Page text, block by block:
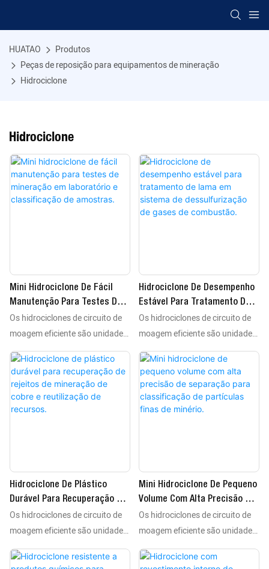
HUATAO
Produtos
Peças de reposição para equipamentos de mineração
Hidrociclone
Hidrociclone
Mini Hidrociclone De Fácil
Manutenção Para Testes De
Mineração Em Laboratório E
Classificação De Amostras.
Os hidrociclones de circuito de
moagem eficiente são unidades
de separação estática de alto
desempenho que utilizam a
força centrífuga para realizar
processos de classificação,
desidratação e remoção de lodo
minerais valiosos, incluindo
ouro, cobre e ferro, de rejeitos,
de acordo com as
características de tamanho e
densidade das partículas.
Hidrociclone De Desempenho
Estável Para Tratamento De
Lama Em Sistema De
Dessulfurização De Gases De
Os hidrociclones de circuito de
moagem eficiente são unidades
de separação estática de alto
desempenho que utilizam a
força centrífuga para realizar
processos de classificação,
desidratação e remoção de lodo
minerais valiosos, incluindo
ouro, cobre e ferro, de rejeitos,
de acordo com as
características de tamanho e
densidade das partículas.
Hidrociclone De Plástico
Durável Para Recuperação De
Rejeitos De Mineração De
Cobre E Reutilização De
Os hidrociclones de circuito de
moagem eficiente são unidades
de separação estática de alto
desempenho que utilizam a
Mini Hidrociclone De Pequeno
Volume Com Alta Precisão De
Separação Para Classificação
De Partículas Finas De
Os hidrociclones de circuito de
moagem eficiente são unidades
de separação estática de alto
desempenho que utilizam a